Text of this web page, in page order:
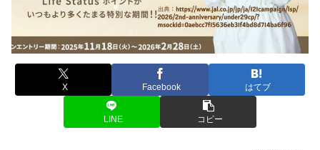
X Facebook はてブ
LINE コピー